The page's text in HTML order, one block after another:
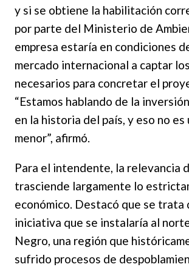
y si se obtiene la habilitación
por parte del Ministerio de
empresa estaría en condiciones
mercado internacional a captar
necesarios para concretar el
“Estamos hablando de la
en la historia del país, y eso no es
menor”, afirmó.
Para el intendente, la relevancia
trasciende largamente lo
económico. Destacó que se trata
iniciativa que se instalaría al
Negro, una región que
sufrido procesos de